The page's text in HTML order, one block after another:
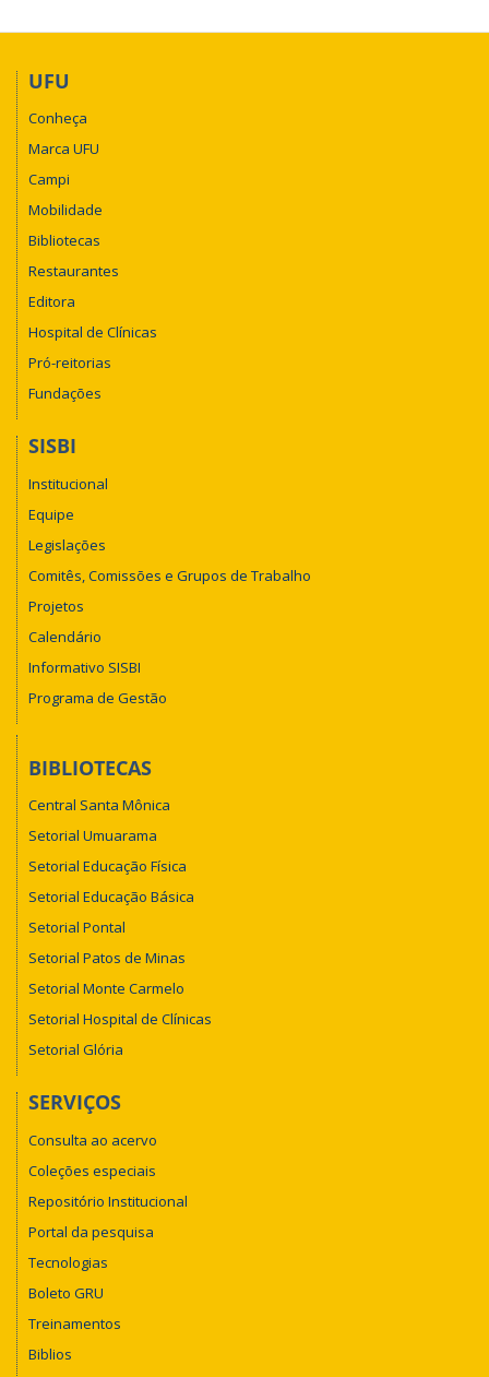
UFU
Conheça
Marca UFU
Campi
Mobilidade
Bibliotecas
Restaurantes
Editora
Hospital de Clínicas
Pró-reitorias
Fundações
SISBI
Institucional
Equipe
Legislações
Comitês, Comissões e Grupos de Trabalho
Projetos
Calendário
Informativo SISBI
Programa de Gestão
BIBLIOTECAS
Central Santa Mônica
Setorial Umuarama
Setorial Educação Física
Setorial Educação Básica
Setorial Pontal
Setorial Patos de Minas
Setorial Monte Carmelo
Setorial Hospital de Clínicas
Setorial Glória
SERVIÇOS
Consulta ao acervo
Coleções especiais
Repositório Institucional
Portal da pesquisa
Tecnologias
Boleto GRU
Treinamentos
Biblios